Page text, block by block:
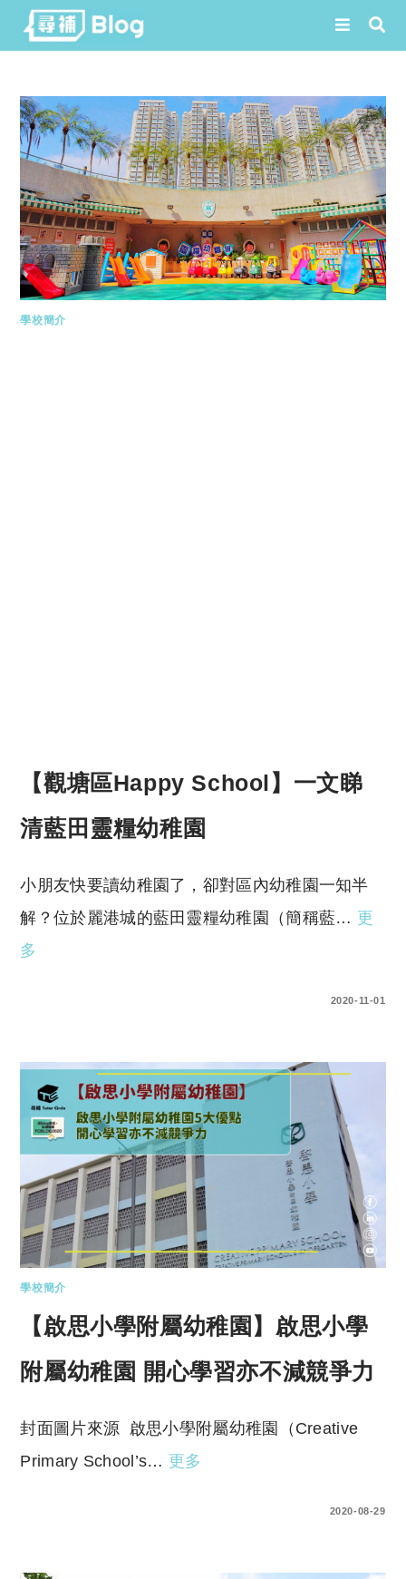
content
學校簡介
【觀塘區Happy School】一文睇
清藍田靈糧幼稚園
小朋友快要讀幼稚園了，卻對區內幼稚園一知半
解？位於麗港城的藍田靈糧幼稚園（簡稱藍… 更
多
2020-11-01
學校簡介
【啟思小學附屬幼稚園】啟思小學
附屬幼稚園 開心學習亦不減競爭力
封面圖片來源 啟思小學附屬幼稚園（Creative
Primary School’s… 更多
2020-08-29